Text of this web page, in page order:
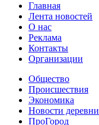
Главная
Лента новостей
О нас
Реклама
Контакты
Организации
Общество
Происшествия
Экономика
Новости деревни
ПроГород